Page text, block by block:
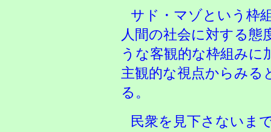
サド・マゾという枠
人間の社会に対する態
うな客観的な枠組みに
主観的な視点からみる
る。
民衆を見下さないま